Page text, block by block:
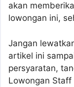
akan
lowongan ini,
Jangan
artikel ini
persyaratan,
Lowongan Staff